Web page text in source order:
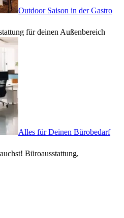
Outdoor Saison in der Gastro
für deinen Außenbereich
Alles für Deinen Bürobedarf
Büroausstattung,